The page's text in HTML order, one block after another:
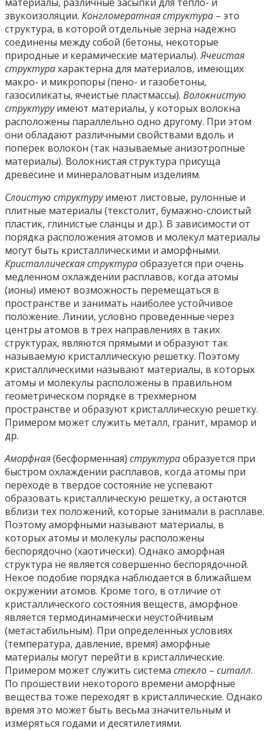
звукоизоляции. Конгломератная структура – это
структура, в которой отдельные зерна надежно
соединены между собой (бетоны, некоторые
природные и керамические материалы).Ячеистая
структурахарактерна для материалов, имеющих
макро- и микропоры (пено- и газобетоны,
газосиликаты, ячеистые пластмассы). Волокнистую
структуруимеют материалы, у которых волокна
расположены параллельно одно другому. При этом
они обладают различными свойствами вдоль и
поперек волокон (так называемые анизотропные
материалы). Волокнистая структура присуща
древесине и минераловатным изделиям.
Слоистую структуруимеют листовые, рулонные и
плитные материалы (текстолит, бумажно-слоистый
пластик, глинистые сланцы и др.). В зависимости от
порядка расположения атомов и молекул материалы
могут быть кристаллическими и аморфными.
Кристаллическая структураобразуется при очень
медленном охлаждении расплавов, когда атомы
(ионы) имеют возможность перемещаться в
пространстве и занимать наиболее устойчивое
положение. Линии, условно проведенные через
центры атомов в трех направлениях в таких
структурах, являются прямыми и образуют так
называемую кристаллическую решетку. Поэтому
кристаллическими называют материалы, в которых
атомы и молекулы расположены в правильном
геометрическом порядке в трехмерном
пространстве и образуют кристаллическую решетку.
Примером может служить металл, гранит, мрамор и
др.
Аморфная(бесформенная) структураобразуется при
быстром охлаждении расплавов, когда атомы при
переходе в твердое состояние не успевают
образовать кристаллическую решетку, а остаются
вблизи тех положений, которые занимали в расплаве.
Поэтому аморфными называют материалы, в
которых атомы и молекулы расположены
беспорядочно (хаотически). Однако аморфная
структура не является совершенно беспорядочной.
Некое подобие порядка наблюдается в ближайшем
окружении атомов. Кроме того, в отличие от
кристаллического состояния веществ, аморфное
является термодинамически неустойчивым
(метастабильным). При определенных условиях
(температура, давление, время) аморфные
материалы могут перейти в кристаллические.
Примером может служить система стекло – ситалл.
По прошествии некоторого времени аморфные
вещества тоже переходят в кристаллические. Однако
время это может быть весьма значительным и
измеряться годами и десятилетиями.